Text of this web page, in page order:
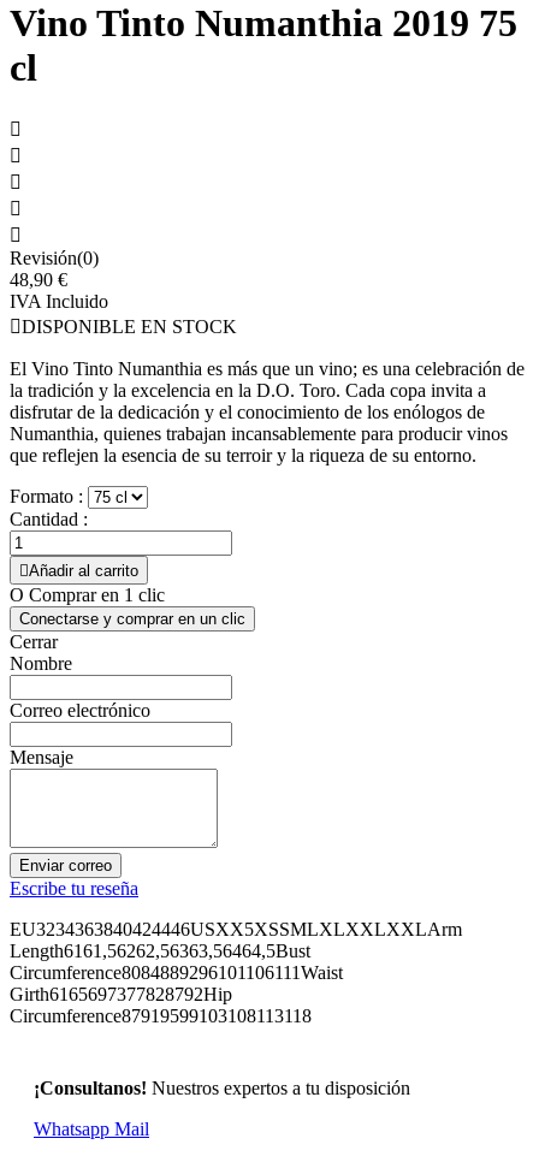
Vino Tinto Numanthia 2019 75
cl





Revisión(0)
48,90 €
IVA Incluido
DISPONIBLE EN STOCK
El Vino Tinto Numanthia es más que un vino; es una celebración de
la tradición y la excelencia en la D.O. Toro. Cada copa invita a
disfrutar de la dedicación y el conocimiento de los enólogos de
Numanthia, quienes trabajan incansablemente para producir vinos
que reflejen la esencia de su terroir y la riqueza de su entorno.
Formato :
Cantidad :
Añadir al carrito
O Comprar en 1 clic
Conectarse y comprar en un clic
Cerrar
Nombre
Correo electrónico
Mensaje
Enviar correo
Escribe tu reseña
EU3234363840424446USXX5XSSMLXLXXLXXLArm
Length6161,56262,56363,56464,5Bust
Circumference8084889296101106111Waist
Girth6165697377828792Hip
Circumference87919599103108113118
¡Consultanos! Nuestros expertos a tu disposición
Whatsapp Mail